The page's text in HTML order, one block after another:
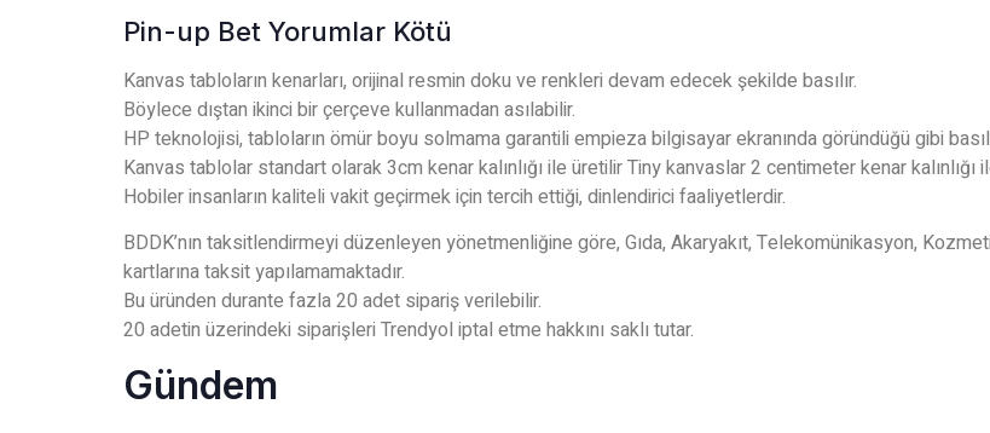
Pin-up Bet Yorumlar Kötü
Kanvas tabloların kenarları, orijinal resmin doku ve renkleri devam edecek şekilde basılır.
Böylece dıştan ikinci bir çerçeve kullanmadan asılabilir.
HP teknolojisi, tabloların ömür boyu solmama garantili empieza bilgisayar ekranında göründüğü gibi
Kanvas tablolar standart olarak 3cm kenar kalınlığı ile üretilir Tiny kanvaslar 2 centimeter kenar kalınlığı
Hobiler insanların kaliteli vakit geçirmek için tercih ettiği, dinlendirici faaliyetlerdir.
BDDK’nın taksitlendirmeyi düzenleyen yönetmenliğine göre, Gıda, Akaryakıt, Telekomünikasyon,
kartlarına taksit yapılamamaktadır.
Bu üründen durante fazla 20 adet sipariş verilebilir.
20 adetin üzerindeki siparişleri Trendyol iptal etme hakkını saklı tutar.
Gündem